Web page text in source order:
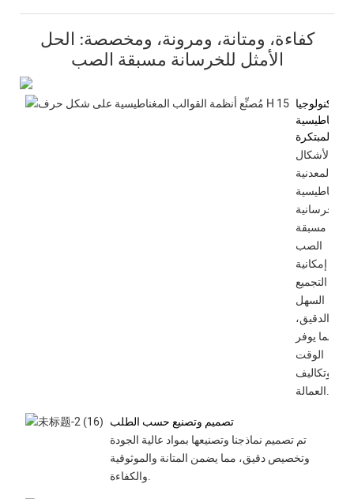
كفاءة، ومتانة، ومرونة، ومخصصة: الحل
الأمثل للخرسانة مسبقة الصب
التكنولوجيا
المغناطيسية
المبتكرة
تتيح الأشكال
المعدنية
المغناطيسية
الخرسانية
مسبقة
الصب
إمكانية
التجميع
السهل
والدقيق،
مما يوفر
الوقت
وتكاليف
العمالة.
تصميم وتصنيع حسب الطلب
تم تصميم نماذجنا وتصنيعها بمواد عالية الجودة
وتخصيص دقيق، مما يضمن المتانة والموثوقية
والكفاءة.